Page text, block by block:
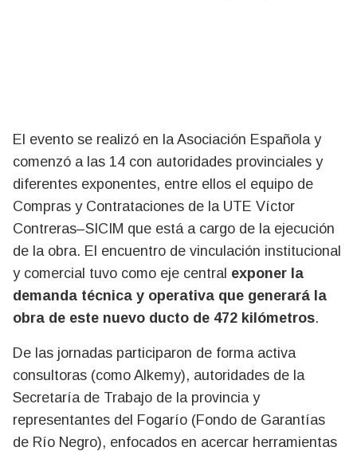
El evento se realizó en la Asociación Española y
comenzó a las 14 con autoridades provinciales y
diferentes exponentes, entre ellos el equipo de
Compras y Contrataciones de la UTE Víctor
Contreras–SICIM que está a cargo de la ejecución
de la obra. El encuentro de vinculación institucional
y comercial tuvo como eje central exponer la
demanda técnica y operativa que generará la
obra de este nuevo ducto de 472 kilómetros.
De las jornadas participaron de forma activa
consultoras (como Alkemy), autoridades de la
Secretaría de Trabajo de la provincia y
representantes del Fogarío (Fondo de Garantías
de Río Negro), enfocados en acercar herramientas